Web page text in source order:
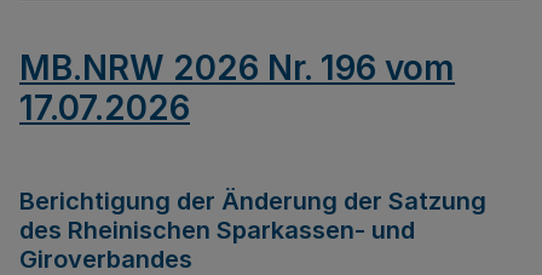
MB.NRW 2026 Nr. 196 vom
17.07.2026
Berichtigung der Änderung der Satzung
des Rheinischen Sparkassen- und
Giroverbandes